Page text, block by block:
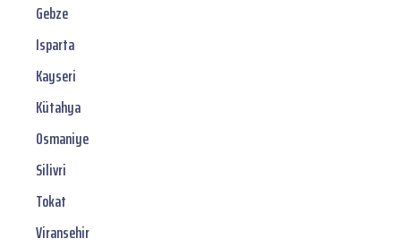
Gebze
Isparta
Kayseri
Kütahya
Osmaniye
Silivri
Tokat
Viransehir